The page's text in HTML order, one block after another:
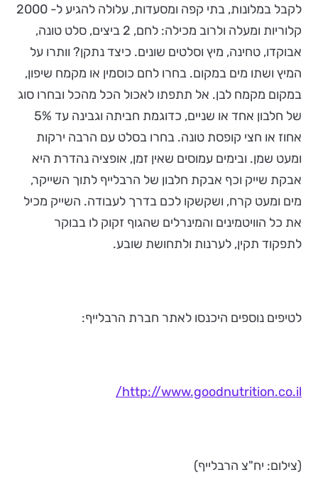
לקבל במלונות, בתי קפה ומסעדות, עלולה להגיע ל- 2000
קלוריות ומעלה ולרוב מכילה: לחם, 2 ביצים, סלט טונה,
אבוקדו, טחינה, מיץ וסלטים שונים. כיצד נתקן? וותרו על
המיץ ושתו מים במקום. בחרו לחם כוסמין או מקמח שיפון,
במקום מקמח לבן. אל תתפתו לאכול הכל מהכל ובחרו סוג
של חלבון אחד או שניים, כדוגמת חביתה וגבינה עד 5%
אחוז או חצי קופסת טונה. בחרו בסלט עם הרבה ירקות
ומעט שמן. ובימים עמוסים שאין זמן, אופציה נהדרת היא
אבקת שייק וכף אבקת חלבון של הרבלייף לתוך השייקר,
מים ומעט קרח, ושקשקו לכם בדרך לעבודה. השייק מכיל
את כל הוויטמינים והמינרלים שהגוף זקוק לו בבוקר
לתפקוד תקין, לערנות ולתחושת שובע.
לטיפים נוספים היכנסו לאתר חברת הרבלייף:
http://www.goodnutrition.co.il/
(צילום: יח"צ הרבלייף)